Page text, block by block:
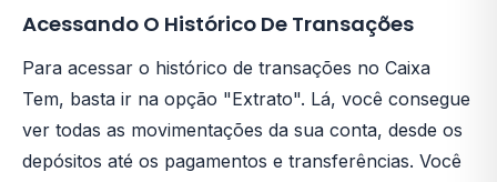
Acessando O Histórico De Transações
Para acessar o histórico de transações no Caixa
Tem, basta ir na opção "Extrato". Lá, você consegue
ver todas as movimentações da sua conta, desde os
depósitos até os pagamentos e transferências. Você